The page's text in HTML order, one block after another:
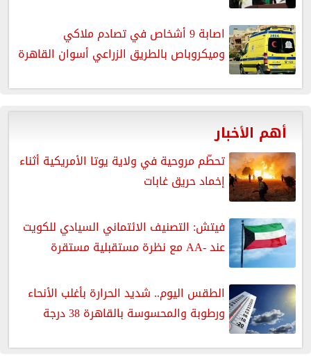
اصابة 9 أشخاص في تصادم ملاكي
وميكروباص بالطريق الزراعي أسوان القاهرة
أهم الأخبار
تحطّم مروحية في ولاية يوتا الأمريكية أثناء
إخماد حريق غابات
فيتش: التصنيف الائتماني السيادي للكويت
عند -AA مع نظرة مستقبلية مستقرة
الطقس اليوم.. شديد الحرارة بأغلب الأنحاء
ورطوبة والمحسوسة بالقاهرة 38 درجة